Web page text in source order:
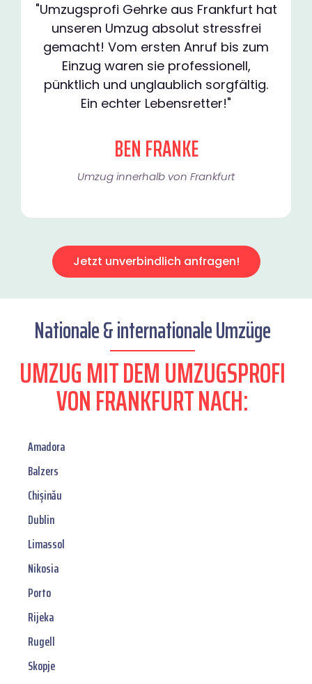
"Umzugsprofi Gehrke aus Frankfurt hat
unseren Umzug absolut stressfrei
gemacht! Vom ersten Anruf bis zum
Einzug waren sie professionell,
pünktlich und unglaublich sorgfältig.
Ein echter Lebensretter!"
BEN FRANKE
Umzug innerhalb von Frankfurt​
Jetzt unverbindlich anfragen!
Nationale & internationale Umzüge
UMZUG MIT DEM UMZUGSPROFI
VON FRANKFURT NACH:
Amadora
Balzers
Chișinău
Dublin
Limassol
Nikosia
Porto
Rijeka
Rugell
Skopje